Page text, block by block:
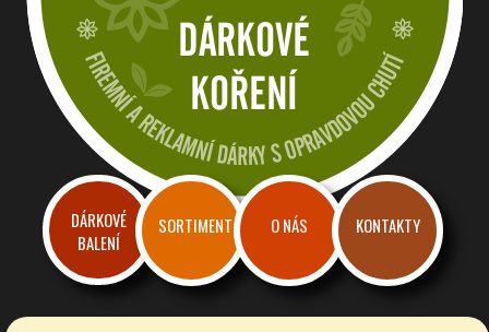
Dárkové a reklamní koření
Firemní dárky a reklama s chutí
DÁRKOVÉ
BALENÍ
SORTIMENT O NÁS KONTAKTY